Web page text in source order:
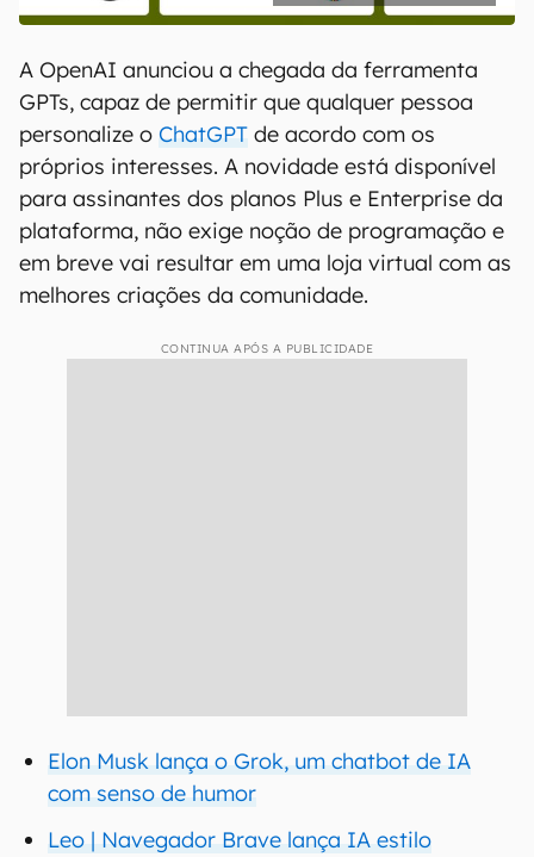
A OpenAI anunciou a chegada da ferramenta
GPTs, capaz de permitir que qualquer pessoa
personalize o ChatGPT de acordo com os
próprios interesses. A novidade está disponível
para assinantes dos planos Plus e Enterprise da
plataforma, não exige noção de programação e
em breve vai resultar em uma loja virtual com as
melhores criações da comunidade.
CONTINUA APÓS A PUBLICIDADE
Elon Musk lança o Grok, um chatbot de IA
com senso de humor
Leo | Navegador Brave lança IA estilo